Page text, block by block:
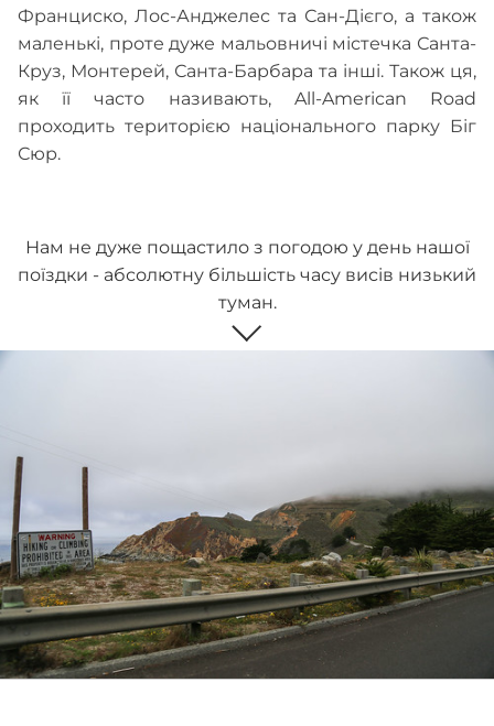
Франциско, Лос-Анджелес та Сан-Дієго, а також
маленькі, проте дуже мальовничі містечка Санта-
Круз, Монтерей, Санта-Барбара та інші. Також ця,
як її часто називають, All-American Road
проходить територією національного парку Біг
Сюр.
Нам не дуже пощастило з погодою у день нашої
поїздки - абсолютну більшість часу висів низький
туман.